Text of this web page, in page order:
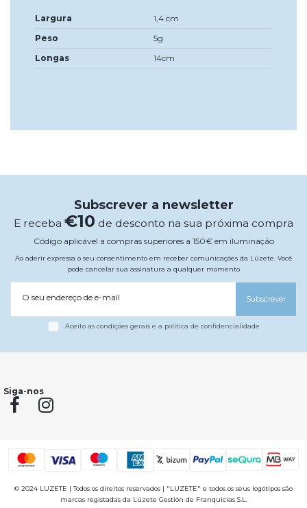
Largura
1,4 cm
Peso
5g
Longas
14cm
Subscrever a newsletter
E receba €10 de desconto na sua próxima compra
Código aplicável a compras superiores a 150€ em iluminação
Ao aderir expressa o seu consentimento em receber comunicações da Lúzete. Você
pode cancelar sua assinatura a qualquer momento
O seu endereço de e-mail Subscrever
Aceito as condições gerais e a política de confidencialidade
Siga-nos
© 2024 LUZETE | Todos os direitos reservados | "LUZETE" e todos os seus logótipos são
marcas registadas da Lúzete Gestión de Franquicias S.L.